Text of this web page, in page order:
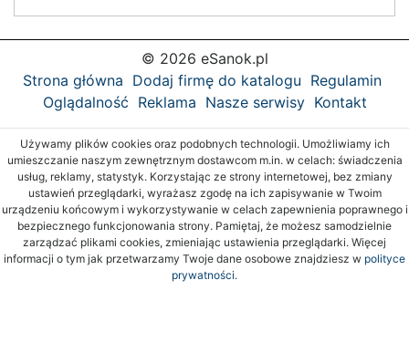
© 2026 eSanok.pl
Strona główna Dodaj firmę do katalogu Regulamin
Oglądalność Reklama Nasze serwisy Kontakt
Używamy plików cookies oraz podobnych technologii. Umożliwiamy ich
umieszczanie naszym zewnętrznym dostawcom m.in. w celach: świadczenia
usług, reklamy, statystyk. Korzystając ze strony internetowej, bez zmiany
ustawień przeglądarki, wyrażasz zgodę na ich zapisywanie w Twoim
urządzeniu końcowym i wykorzystywanie w celach zapewnienia poprawnego i
bezpiecznego funkcjonowania strony. Pamiętaj, że możesz samodzielnie
zarządzać plikami cookies, zmieniając ustawienia przeglądarki. Więcej
informacji o tym jak przetwarzamy Twoje dane osobowe znajdziesz w polityce
prywatności.